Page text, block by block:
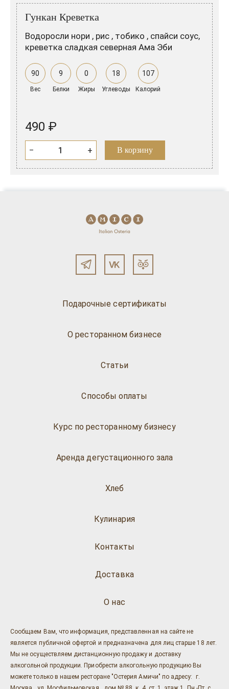
Итальянские вина
Французские вина
Испанские вина
Граппа
Водка
Саке
Пиво
Гункан Креветка
Водоросли нори , рис , тобико , спайси соус,
креветка сладкая северная Ама Эби
90
Вес
9
Белки
0
Жиры
18
Углеводы
107
Калорий
490 ₽
− + В корзину
Подарочные сертификаты
О ресторанном бизнесе
Статьи
Способы оплаты
Курс по ресторанному бизнесу
Аренда дегустационного зала
Хлеб
Кулинария
О нас
Доставка
Контакты
Сообщаем Вам, что информация, представленная на сайте не
является публичной офертой и предназначена для лиц старше 18 лет.
Мы не осуществляем дистанционную продажу и доставку
алкогольной продукции. Приобрести алкогольную продукцию Вы
можете только в нашем ресторане "Остерия Амичи" по адресу: г.